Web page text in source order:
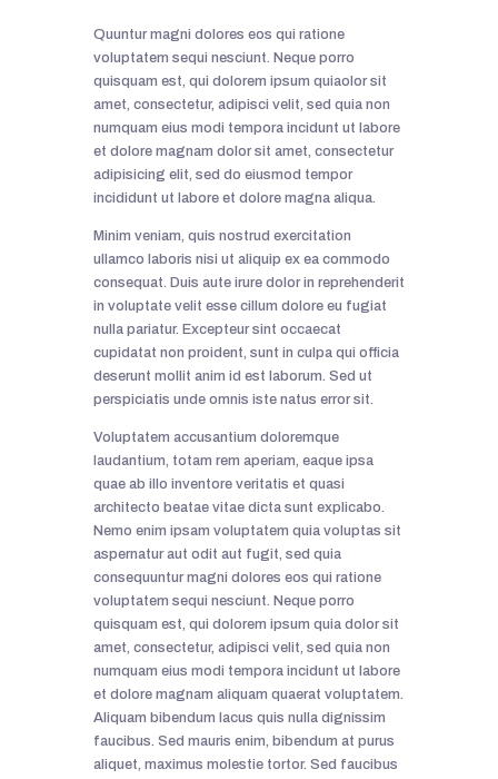
Quuntur magni dolores eos qui ratione
voluptatem sequi nesciunt. Neque porro
quisquam est, qui dolorem ipsum quiaolor sit
amet, consectetur, adipisci velit, sed quia non
numquam eius modi tempora incidunt ut labore
et dolore magnam dolor sit amet, consectetur
adipisicing elit, sed do eiusmod tempor
incididunt ut labore et dolore magna aliqua.
Minim veniam, quis nostrud exercitation
ullamco laboris nisi ut aliquip ex ea commodo
consequat. Duis aute irure dolor in reprehenderit
in voluptate velit esse cillum dolore eu fugiat
nulla pariatur. Excepteur sint occaecat
cupidatat non proident, sunt in culpa qui officia
deserunt mollit anim id est laborum. Sed ut
perspiciatis unde omnis iste natus error sit.
Voluptatem accusantium doloremque
laudantium, totam rem aperiam, eaque ipsa
quae ab illo inventore veritatis et quasi
architecto beatae vitae dicta sunt explicabo.
Nemo enim ipsam voluptatem quia voluptas sit
aspernatur aut odit aut fugit, sed quia
consequuntur magni dolores eos qui ratione
voluptatem sequi nesciunt. Neque porro
quisquam est, qui dolorem ipsum quia dolor sit
amet, consectetur, adipisci velit, sed quia non
numquam eius modi tempora incidunt ut labore
et dolore magnam aliquam quaerat voluptatem.
Aliquam bibendum lacus quis nulla dignissim
faucibus. Sed mauris enim, bibendum at purus
aliquet, maximus molestie tortor. Sed faucibus